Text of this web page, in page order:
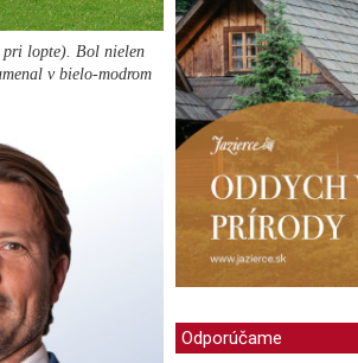
pri lopte). Bol nielen
v bielo-modrom
Odporúčame